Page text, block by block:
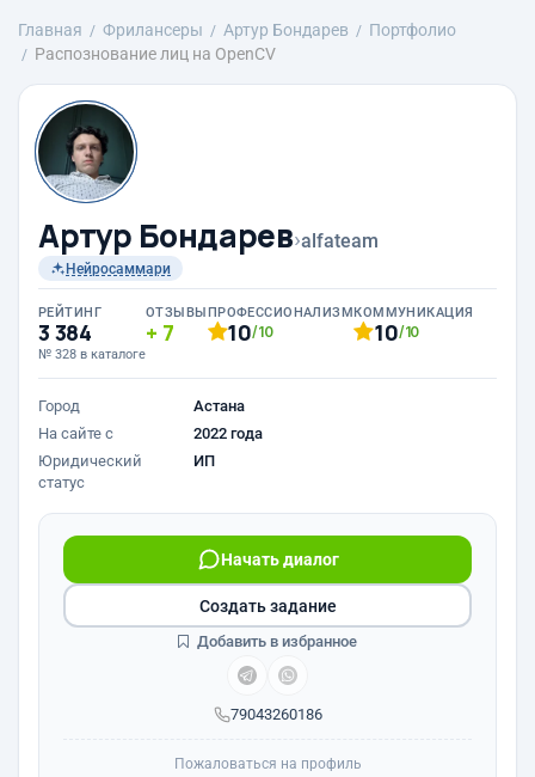
Главная Фрилансеры Артур Бондарев
Портфолио
Распознование лиц на OpenCV
Артур Бондарев›alfateam
Нейросаммари
РЕЙТИНГ
3 384
№ 328 в каталоге
ОТЗЫВЫ
7
ПРОФЕССИОНАЛИЗМ
10/10
КОММУНИКАЦИЯ
10/10
Город
Астана
На сайте с
2022 года
Юридический
статус
ИП
79043260186
Начать диалог
Создать задание
Добавить в избранное
Пожаловаться на профиль